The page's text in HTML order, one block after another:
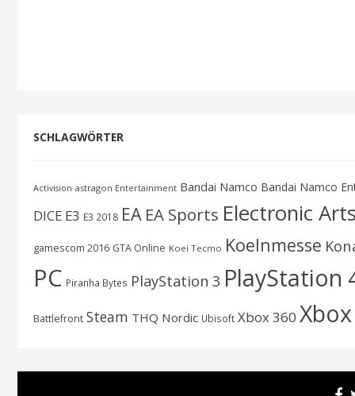
SCHLAGWÖRTER
Activision astragon Entertainment Bandai Namco Bandai Namco
DICE E3 E3 2018 EA EA Sports Electronic
gamescom 2016 GTA Online Koei Tecmo Koelnmesse
PC Piranha Bytes PlayStation 3 PlayStation
Battlefront Steam THQ Nordic Ubisoft Xbox 360